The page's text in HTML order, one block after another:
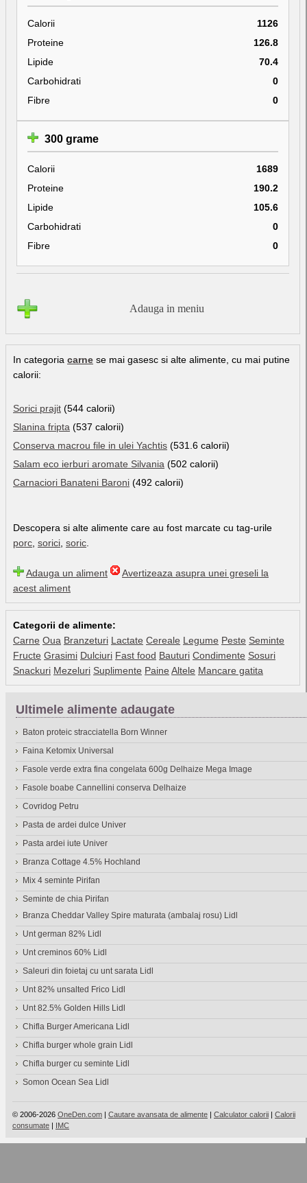
Calorii
1126
Proteine
126.8
Lipide
70.4
Carbohidrati
0
Fibre
0
300 grame
Calorii
1689
Proteine
190.2
Lipide
105.6
Carbohidrati
0
Fibre
0
Adauga in meniu
In categoria carne se mai gasesc si alte alimente, cu mai putine
calorii:
Sorici prajit (544 calorii)
Slanina fripta (537 calorii)
Conserva macrou file in ulei Yachtis (531.6 calorii)
Salam eco ierburi aromate Silvania (502 calorii)
Carnaciori Banateni Baroni (492 calorii)
Descopera si alte alimente care au fost marcate cu tag-urile
porc sorici soric
Adauga un aliment
Avertizeaza asupra unei greseli la
acest aliment
Categorii de alimente:
Carne Oua Branzeturi Lactate Cereale Legume Peste Seminte
Fructe Grasimi Dulciuri Fast food Bauturi Condimente Sosuri
Snackuri Mezeluri Suplimente Paine Altele Mancare gatita
Ultimele alimente adaugate
Baton proteic stracciatella Born Winner
Faina Ketomix Universal
Fasole verde extra fina congelata 600g Delhaize Mega Image
Fasole boabe Cannellini conserva Delhaize
Covridog Petru
Pasta de ardei dulce Univer
Pasta ardei iute Univer
Branza Cottage 4.5% Hochland
Mix 4 seminte Pirifan
Seminte de chia Pirifan
Branza Cheddar Valley Spire maturata (ambalaj rosu) Lidl
Unt german 82% Lidl
Unt creminos 60% Lidl
Saleuri din foietaj cu unt sarata Lidl
Unt 82% unsalted Frico Lidl
Unt 82.5% Golden Hills Lidl
Chifla Burger Americana Lidl
Chifla burger whole grain Lidl
Chifla burger cu seminte Lidl
Somon Ocean Sea Lidl
© 2006-2026 OneDen.com | Cautare avansata de alimente | Calculator calorii | Calorii
consumate | IMC